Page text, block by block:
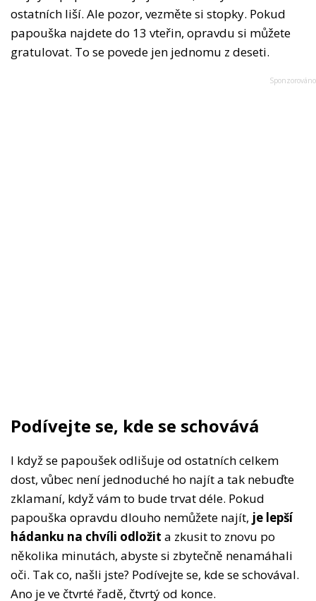
ostatních liší. Ale pozor, vezměte si stopky. Pokud
papouška najdete do 13 vteřin, opravdu si můžete
gratulovat. To se povede jen jednomu z deseti.
Podívejte se, kde se schovává
I když se papoušek odlišuje od ostatních celkem
dost, vůbec není jednoduché ho najít a tak nebuďte
zklamaní, když vám to bude trvat déle. Pokud
papouška opravdu dlouho nemůžete najít, je lepší
hádanku na chvíli odložit a zkusit to znovu po
několika minutách, abyste si zbytečně nenamáhali
oči. Tak co, našli jste? Podívejte se, kde se schovával.
Ano je ve čtvrté řadě, čtvrtý od konce.